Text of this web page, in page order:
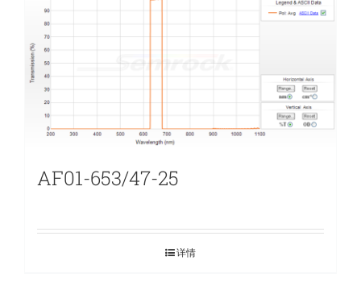
AF01-653/47-25
详情